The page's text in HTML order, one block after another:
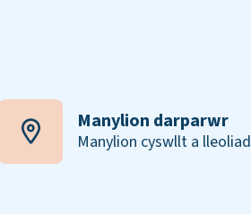
Manylion darparwr
Manylion cyswllt a lleoliad